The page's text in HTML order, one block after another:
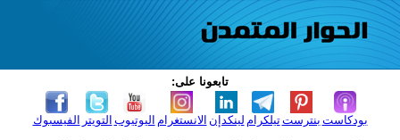
تابعونا على:
الفيسبوك التويتر اليوتيوب الانستغرام لينكدإن تيلكرامبنترست بودكاست